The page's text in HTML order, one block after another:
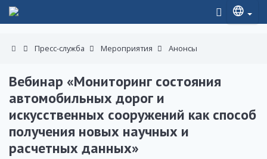
Пресс-служба Мероприятия Анонсы
Вебинар «Мониторинг состояния
автомобильных дорог и
искусственных сооружений как способ
получения новых научных и
расчетных данных»